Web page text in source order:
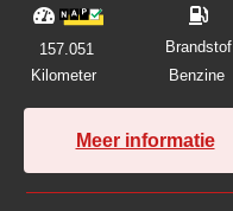
157.051
Kilometer
Brandstof
Benzine
Meer informatie